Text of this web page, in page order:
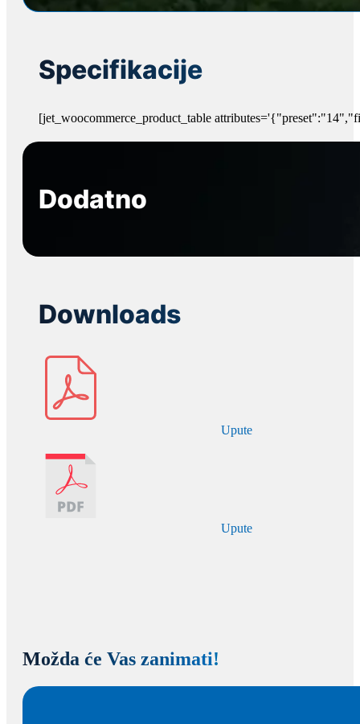
Specifikacije
[jet_woocommerce_product_table
Dodatno
Downloads
Upute
Upute
Možda će Vas zanimati!